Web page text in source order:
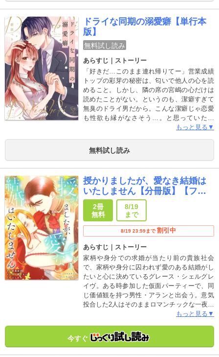
くなっていて…
ドライな同期の溺愛癖【単行本
版】
無料試し読み
あらすじ｜ストーリー
「好きだ…このまま連れ帰りてー」営業成績
トップの彩芽の秘密は、匂いで他人の心を読
めること。しかし、隣の席の宮嶋の心だけは
読めたことがない。というのも、潔癖すぎて
無臭のドライ男だから。こんな潔癖じゃ恋愛
も性欲も縁がなさそう…。と思っていたの
に、出張中に汗だくになった隙に匂いをかぐ
たと判明！しかも彩芽が近づきすぎたせい
で、宮嶋の欲望はもう抑えきれなくなってい
た。重複購入にご注意下さい。
もっと見る▼
無料試し読み
授かりましたが、愛なき結婚は
いたしません【分冊版】【フル
カラー】
2冊
無料
8/19
まで
8/19 23:59まで 割引中
あらすじ｜ストーリー
家柄や身分での求婚が当たり前の貴族社会
で、家柄や身分に囚われず愛のある結婚がし
たいと心に決めているグレース・シェルグレ
イヴ。ある時参加した仮面パーティーで、同
じ価値観を持つ男性・アランと出会う。意気
投合した2人はそのままロマンチックな一夜を
過ごし、子どもを身籠るが…。なんとアラン
ド家の息子だった。子どもを利用されるわけ
にはいかないグレースに、積極的に迫るアラ
もっと見る▼
今すぐ